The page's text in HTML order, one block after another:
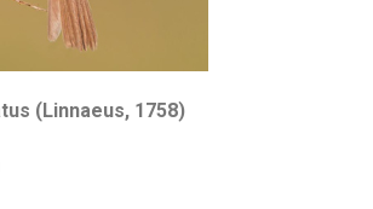
(Linnaeus, 1758)